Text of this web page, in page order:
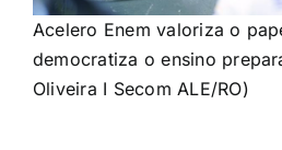
Acelero Enem valoriza o
democratiza o ensino
Oliveira I Secom ALE/RO)